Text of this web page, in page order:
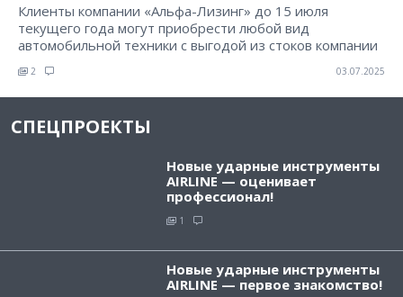
Клиенты компании «Альфа-Лизинг» до 15 июля
текущего года могут приобрести любой вид
автомобильной техники с выгодой из стоков компании
2 03.07.2025
СПЕЦПРОЕКТЫ
Новые ударные инструменты
AIRLINE — оценивает
профессионал!
1
Новые ударные инструменты
AIRLINE — первое знакомство!